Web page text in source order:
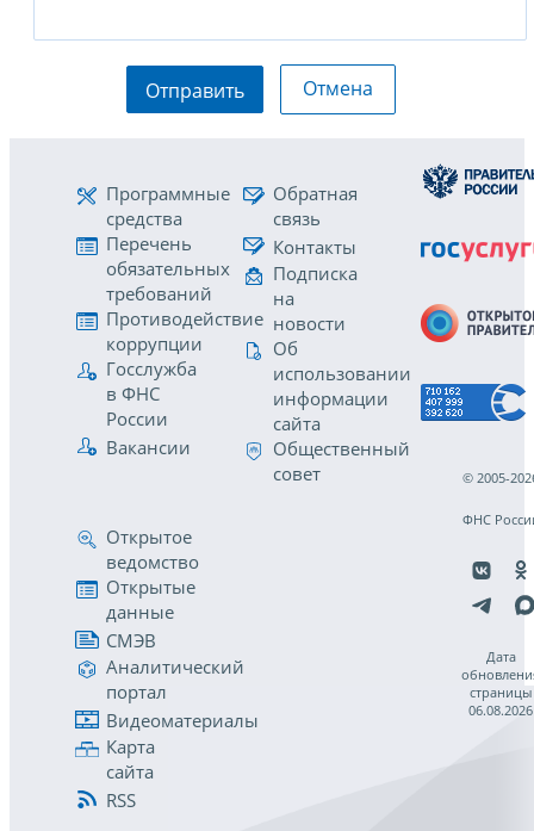
Отправить Отмена
Программные
средства
Перечень
обязательных
требований
Противодействие
коррупции
Госслужба
в ФНС
России
Вакансии
Обратная
связь
Контакты
Подписка
на
новости
Об
использовании
информации
сайта
Общественный
совет
Открытое
ведомство
Открытые
данные
СМЭВ
Аналитический
портал
Видеоматериалы
Карта
сайта
RSS
© 2005-
ФНС
Дата
страницы
06.08.2026